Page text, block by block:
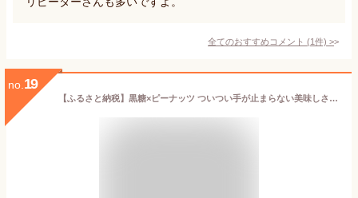
全てのおすすめコメント (1件) >
no. 19
【ふるさと納税】黒糖×ピーナッツ ついつい手が止まらない美味しさ！奄美・徳之島のサタマメ200g（100g×2袋）【ポストイン配送】 （ さたまめ 豆菓子 和菓子 黒砂糖 黒糖 ピーナッツ 伝統 奄美 徳之島 鹿児島 お茶請け 世界自然遺産 安田製菓 ）